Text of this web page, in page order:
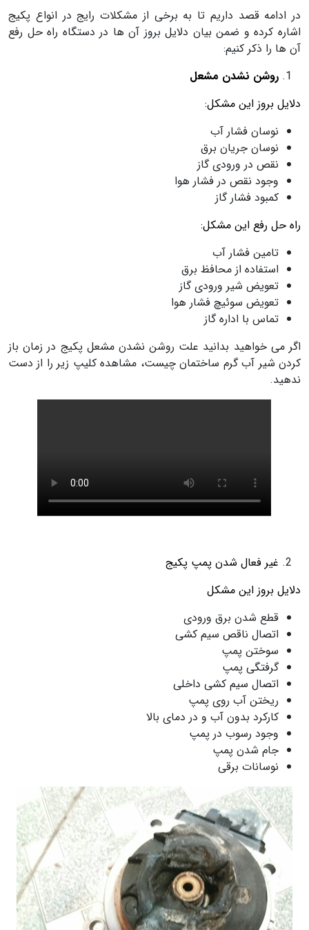
در ادامه قصد داریم تا به برخی از مشکلات رایج در انواع پکیج
اشاره کرده و ضمن بیان دلایل بروز آن ها در دستگاه راه حل رفع
آن ها را ذکر کنیم:
روشن نشدن مشعل
دلایل بروز این مشکل:
نوسان فشار آب
نوسان جریان برق
نقص در ورودی گاز
وجود نقص در فشار هوا
کمبود فشار گاز
راه حل رفع این مشکل:
تامین فشار آب
استفاده از محافظ برق
تعویض شیر ورودی گاز
تعویض سوئیچ فشار هوا
تماس با اداره گاز
اگر می خواهید بدانید علت روشن نشدن مشعل پکیج در زمان باز
کردن شیر آب گرم ساختمان چیست، مشاهده کلیپ زیر را از دست
ندهید.
غیر فعال شدن پمپ پکیج
دلایل بروز این مشکل
قطع شدن برق ورودی
اتصال ناقص سیم کشی
سوختن پمپ
گرفتگی پمپ
اتصال سیم کشی داخلی
ریختن آب روی پمپ
کارکرد بدون آب و در دمای بالا
وجود رسوب در پمپ
جام شدن پمپ
نوسانات برقی